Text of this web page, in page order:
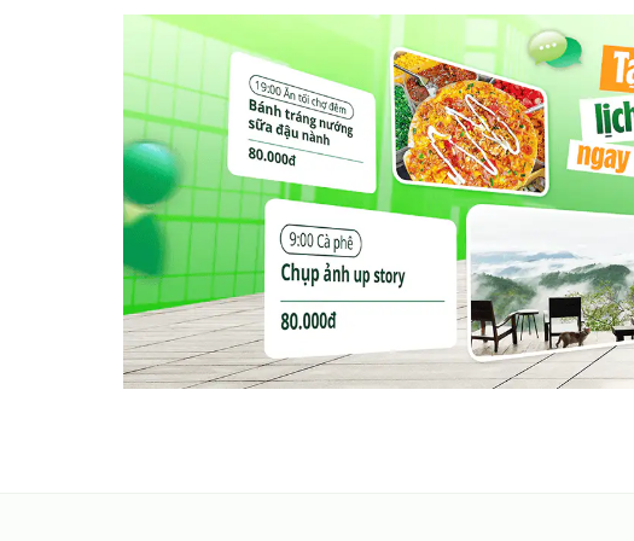
luôn thuận tiện từ đầu đến cuối.
Greentraveller Homestay không chỉ là nơi để nghỉ ngơi –
đến gần hơn với thiên nhiên, văn hóa và con người Tây
của bạn thành một kỷ niệm khó quên!